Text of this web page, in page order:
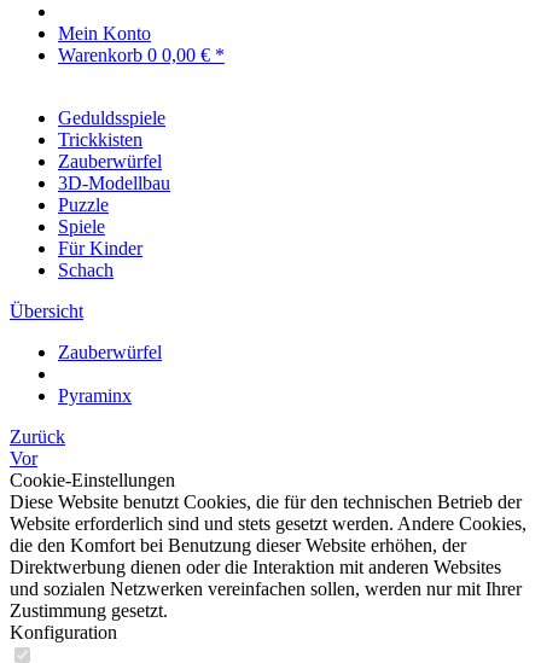
Mein Konto
Warenkorb 0 0,00 € *
Geduldsspiele
Trickkisten
Zauberwürfel
3D-Modellbau
Puzzle
Spiele
Für Kinder
Schach
Übersicht
Zauberwürfel
Pyraminx
Zurück
Vor
Cookie-Einstellungen
Diese Website benutzt Cookies, die für den technischen Betrieb der
Website erforderlich sind und stets gesetzt werden. Andere Cookies,
die den Komfort bei Benutzung dieser Website erhöhen, der
Direktwerbung dienen oder die Interaktion mit anderen Websites
und sozialen Netzwerken vereinfachen sollen, werden nur mit Ihrer
Zustimmung gesetzt.
Konfiguration